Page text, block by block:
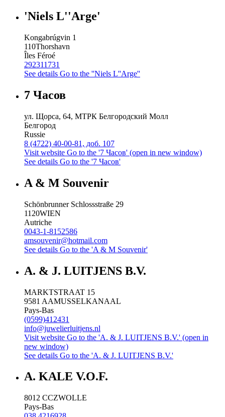
'Niels L''Arge'
Kongabrúgvin 1
110Thorshavn
Îles Féroé
292311731
See details Go to the ''Niels L''Arge''
7 Часов
ул. Щорса, 64, МТРК Белгородский Молл
Белгород
Russie
8 (4722) 40-00-81, доб. 107
Visit website Go to the '7 Часов' (open in new window)
See details Go to the '7 Часов'
A & M Souvenir
Schönbrunner Schlossstraße 29
1120WIEN
Autriche
0043-1-8152586
amsouvenir@hotmail.com
See details Go to the 'A & M Souvenir'
A. & J. LUITJENS B.V.
MARKTSTRAAT 15
9581 AAMUSSELKANAAL
Pays-Bas
(0599)412431
info@juwelierluitjens.nl
Visit website Go to the 'A. & J. LUITJENS B.V.' (open in
new window)
See details Go to the 'A. & J. LUITJENS B.V.'
A. KALE V.O.F.
8012 CCZWOLLE
Pays-Bas